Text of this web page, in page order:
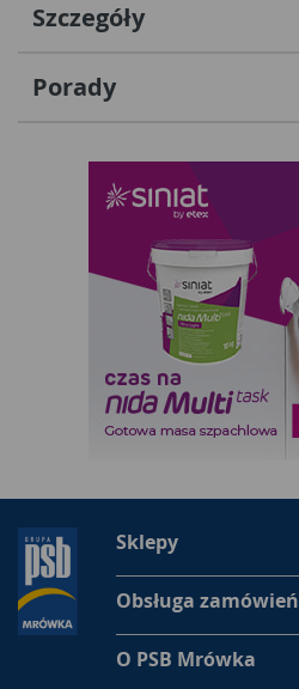
Szczegóły
Porady
Sklepy
Obsługa zamówień
O PSB Mrówka